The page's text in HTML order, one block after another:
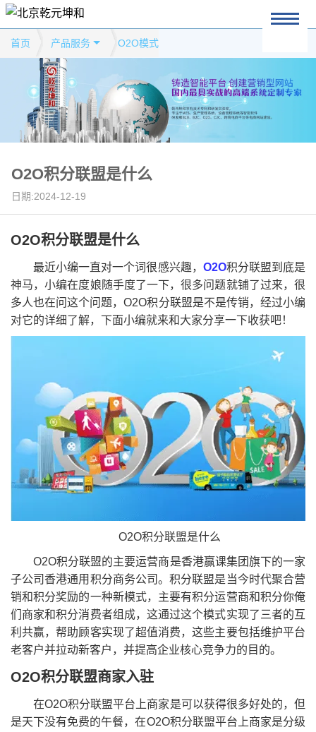
首页 产品服务 O2O模式
O2O积分联盟是什么
日期:2024-12-19
O2O积分联盟是什么
最近小编一直对一个词很感兴趣， O2O积分联盟到底是
神马，小编在度娘随手度了一下，很多问题就铺了过来，很
多人也在问这个问题，O2O积分联盟是不是传销，经过小编
对它的详细了解，下面小编就来和大家分享一下收获吧！
O2O积分联盟是什么
O2O积分联盟的主要运营商是香港赢课集团旗下的一家
子公司香港通用积分商务公司。积分联盟是当今时代聚合营
销和积分奖励的一种新模式，主要有积分运营商和积分你俺
们商家和积分消费者组成，这通过这个模式实现了三者的互
利共赢，帮助顾客实现了超值消费，这些主要包括维护平台
老客户并拉动新客户，并提高企业核心竞争力的目的。
O2O积分联盟商家入驻
在O2O积分联盟平台上商家是可以获得很多好处的，但
是天下没有免费的午餐，在O2O积分联盟平台上商家是分级